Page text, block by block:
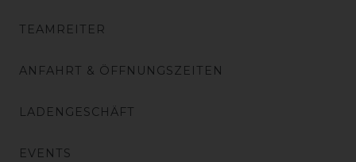
TEAMREITER
ANFAHRT & ÖFFNUNGSZEITEN
LADENGESCHÄFT
EVENTS